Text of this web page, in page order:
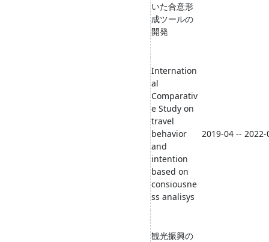
いた合意形
成ツールの
開発
Internation
al
Comparativ
e Study on
travel
behavior
and
intention
based on
consiousne
ss analisys
2019-04 -- 2022-
観光振興の